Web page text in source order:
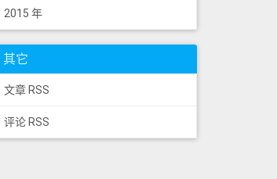
2015 年
其它
文章 RSS
评论 RSS